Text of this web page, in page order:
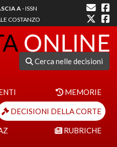
A- ISSN
COSTANZO
Cerca nelle decisioni
MEMORIE
DECISIONI DELLA CORTE
RUBRICHE